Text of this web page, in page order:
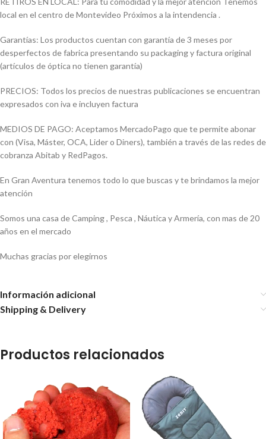
local en el centro de Montevideo Próximos a la intendencia .
Garantías: Los productos cuentan con garantía de 3 meses por
desperfectos de fabrica presentando su packaging y factura original
(artículos de óptica no tienen garantía)
PRECIOS: Todos los precios de nuestras publicaciones se encuentran
expresados con iva e incluyen factura
MEDIOS DE PAGO: Aceptamos MercadoPago que te permite abonar
con (Visa, Máster, OCA, Lider o Diners), también a través de las redes de
cobranza Abitab y RedPagos.
En Gran Aventura tenemos todo lo que buscas y te brindamos la mejor
atención
Somos una casa de Camping , Pesca , Náutica y Armería, con mas de 20
años en el mercado
Muchas gracias por elegirnos
Información adicional
Shipping & Delivery
Productos relacionados